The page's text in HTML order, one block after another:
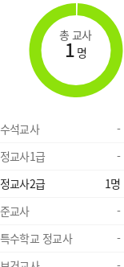
총 교사
1 명
수석교사 -
정교사1급
-
정교사2급
1명
준교사
-
특수학교 정교사
-